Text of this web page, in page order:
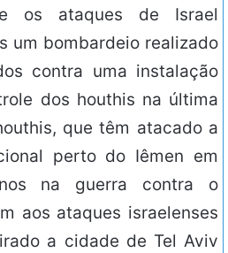
os ataques de Israel
um bombardeio realizado
contra uma instalação
dos houthis na última
que têm atacado a
perto do Iêmen em
na guerra contra o
aos ataques israelenses
a cidade de Tel Aviv